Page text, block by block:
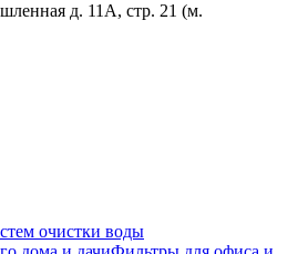
д. 11А, стр. 21 (м.
очистки воды